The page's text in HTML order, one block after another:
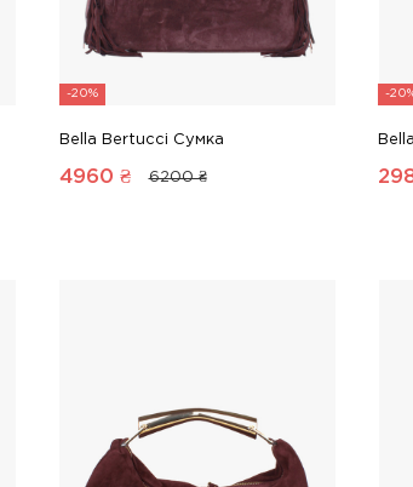
-20%
Bella Bertucci Сумка
4960 ₴ 6200 ₴
-